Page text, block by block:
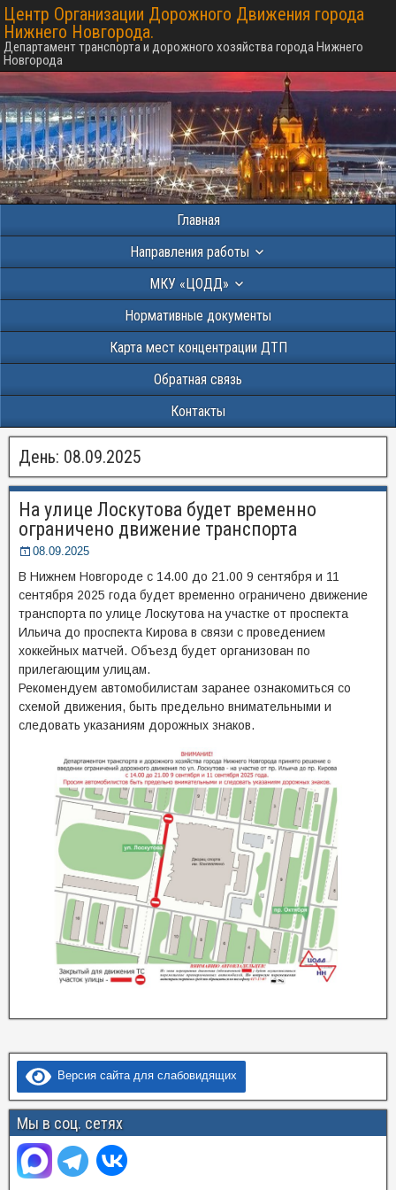
Центр Организации Дорожного Движения города
Нижнего Новгорода.
Департамент транспорта и дорожного хозяйства города Нижнего
Новгорода
Главная
Направления работы
МКУ «ЦОДД»
Нормативные документы
Карта мест концентрации ДТП
Обратная связь
Контакты
День: 08.09.2025
На улице Лоскутова будет временно
ограничено движение транспорта
08.09.2025
В Нижнем Новгороде с 14.00 до 21.00 9 сентября и 11
сентября 2025 года будет временно ограничено движение
транспорта по улице Лоскутова на участке от проспекта
Ильича до проспекта Кирова в связи с проведением
хоккейных матчей. Объезд будет организован по
прилегающим улицам.
Рекомендуем автомобилистам заранее ознакомиться со
схемой движения, быть предельно внимательными и
следовать указаниям дорожных знаков.
Версия сайта для слабовидящих
Мы в соц. сетях